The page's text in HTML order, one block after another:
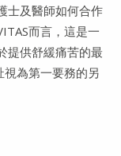
士及醫師如何合作
而言，這是一
提供舒緩痛苦的最
視為第一要務的另